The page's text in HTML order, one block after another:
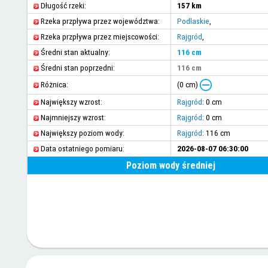
Długość rzeki:
157 km
Rzeka przpływa przez województwa:
Podlaskie,
Rzeka przpływa przez miejscowości:
Rajgród,
Średni stan aktualny:
116 cm
Średni stan poprzedni:
116 cm
Różnica:
(0 cm)
Największy wzrost:
Rajgród : 0 cm
Najmniejszy wzrost:
Rajgród : 0 cm
Największy poziom wody:
Rajgród : 116 cm
Data ostatniego pomiaru:
2026-08-07 06:30:00
Poziom wody średniej